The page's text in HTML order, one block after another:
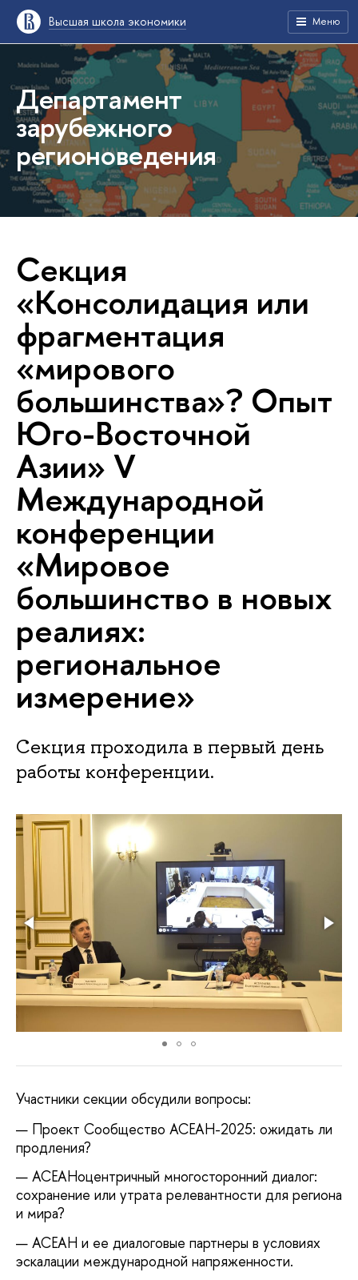
Высшая школа экономики Меню
Департамент
зарубежного
регионоведения
Секция
«Консолидация или
фрагментация
«мирового
большинства»? Опыт
Юго-Восточной
Азии» V
Международной
конференции
«Мировое
большинство в новых
реалиях:
региональное
измерение»
Секция проходила в первый день
работы конференции.
Участники секции обсудили вопросы:
Проект Сообщество АСЕАН-2025: ожидать ли
продления?
АСЕАНоцентричный многосторонний диалог:
сохранение или утрата релевантности для региона
и мира?
АСЕАН и ее диалоговые партнеры в условиях
эскалации международной напряженности.